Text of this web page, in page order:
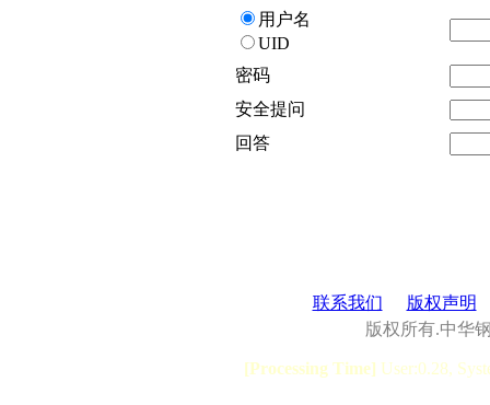
用户名
UID
密码
安全提问
回答
联系我们
版权声明
版权所有.中华
[Processing Time] User:0.28,